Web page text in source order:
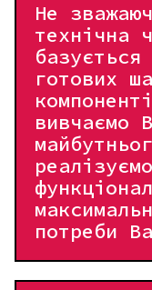
Форма
ПОПЕРЕДНЯ
Крок 2 з 3
Додайте
Маєте
Завантажте
Не
технічна
готових
вивчаємо
потреби